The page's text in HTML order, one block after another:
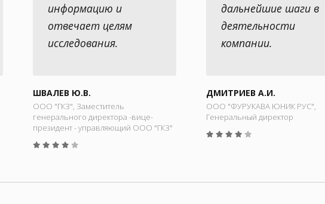
информацию и
отвечает целям
исследования.
ШВАЛЕВ Ю.В.
ООО "ГКЗ", Заместитель
генерального директора -вице-
президент - управляющий ООО "ГКЗ"
дальнейшие шаги в
деятельности
компании.
ДМИТРИЕВ А.И.
ООО "ФУРУКАВА ЮНИК РУС",
Генеральный директор